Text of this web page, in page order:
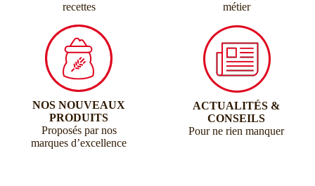
recettes
métier
NOS NOUVEAUX
PRODUITS
Proposés par nos
marques d’excellence
ACTUALITÉS &
CONSEILS
Pour ne rien manquer